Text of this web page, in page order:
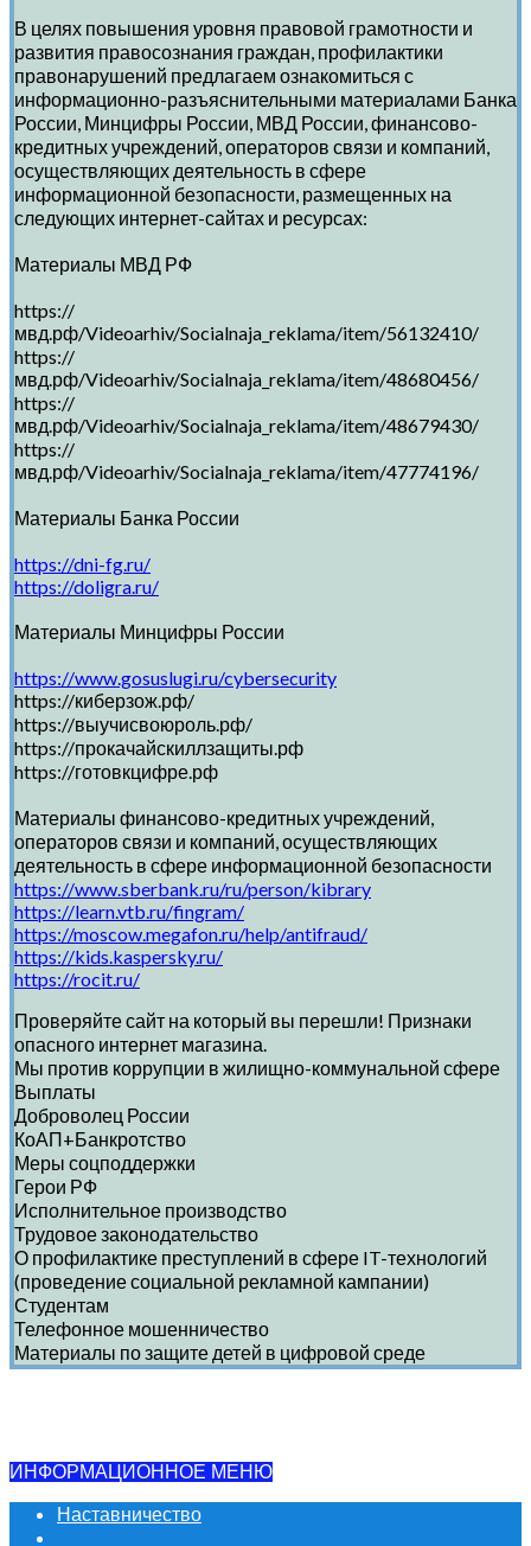
В целях повышения уровня правовой грамотности и
развития правосознания граждан, профилактики
правонарушений предлагаем ознакомиться с
информационно-разъяснительными материалами Банка
России, Минцифры России, МВД России, финансово-
кредитных учреждений, операторов связи и компаний,
осуществляющих деятельность в сфере
информационной безопасности, размещенных на
следующих интернет-сайтах и ресурсах:
Материалы МВД РФ
https://
мвд.рф/Videoarhiv/Socialnaja_reklama/item/56132410/
https://
мвд.рф/Videoarhiv/Socialnaja_reklama/item/48680456/
https://
мвд.рф/Videoarhiv/Socialnaja_reklama/item/48679430/
https://
мвд.рф/Videoarhiv/Socialnaja_reklama/item/47774196/
Материалы Банка России
https://dni-fg.ru/
https://doligra.ru/
Материалы Минцифры России
https://www.gosuslugi.ru/cybersecurity
https://киберзож.рф/
https://выучисвоюроль.рф/
https://прокачайскиллзащиты.рф
https://готовкцифре.рф
Материалы финансово-кредитных учреждений,
операторов связи и компаний, осуществляющих
деятельность в сфере информационной безопасности
https://www.sberbank.ru/ru/person/kibrary
https://learn.vtb.ru/fingram/
https://moscow.megafon.ru/help/antifraud/
https://kids.kaspersky.ru/
https://rocit.ru/
Проверяйте сайт на который вы перешли! Признаки
опасного интернет магазина.
Мы против коррупции в жилищно-коммунальной сфере
Выплаты
Доброволец России
КоАП+Банкротство
Меры соцподдержки
Герои РФ
Исполнительное производство
Трудовое законодательство
О профилактике преступлений в сфере IT-технологий
(проведение социальной рекламной кампании)
Студентам
Телефонное мошенничество
Материалы по защите детей в цифровой среде
ИНФОРМАЦИОННОЕ МЕНЮ
Наставничество